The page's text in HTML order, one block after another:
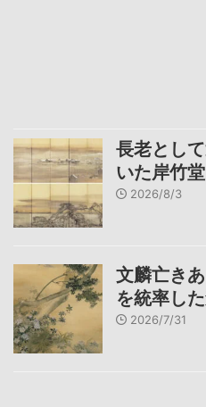
長老とし
いた岸竹堂
2026/8/3
文麟亡き
を統率し
2026/7/31